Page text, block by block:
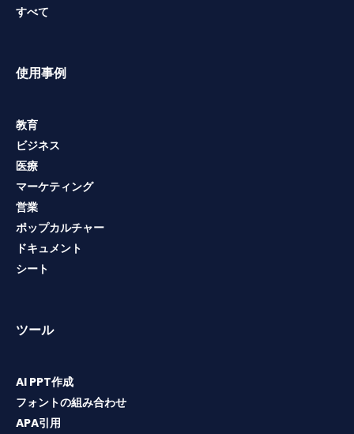
すべて
使用事例
教育
ビジネス
医療
マーケティング
営業
ポップカルチャー
ドキュメント
シート
ツール
AI PPT作成
フォントの組み合わせ
APA引用